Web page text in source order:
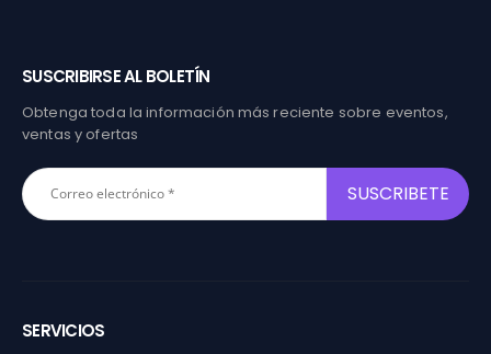
SUSCRIBIRSE AL BOLETÍN
Obtenga toda la información más reciente sobre eventos,
ventas y ofertas
SERVICIOS